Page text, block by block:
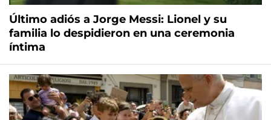
Último adiós a Jorge Messi: Lionel y su
familia lo despidieron en una ceremonia
íntima